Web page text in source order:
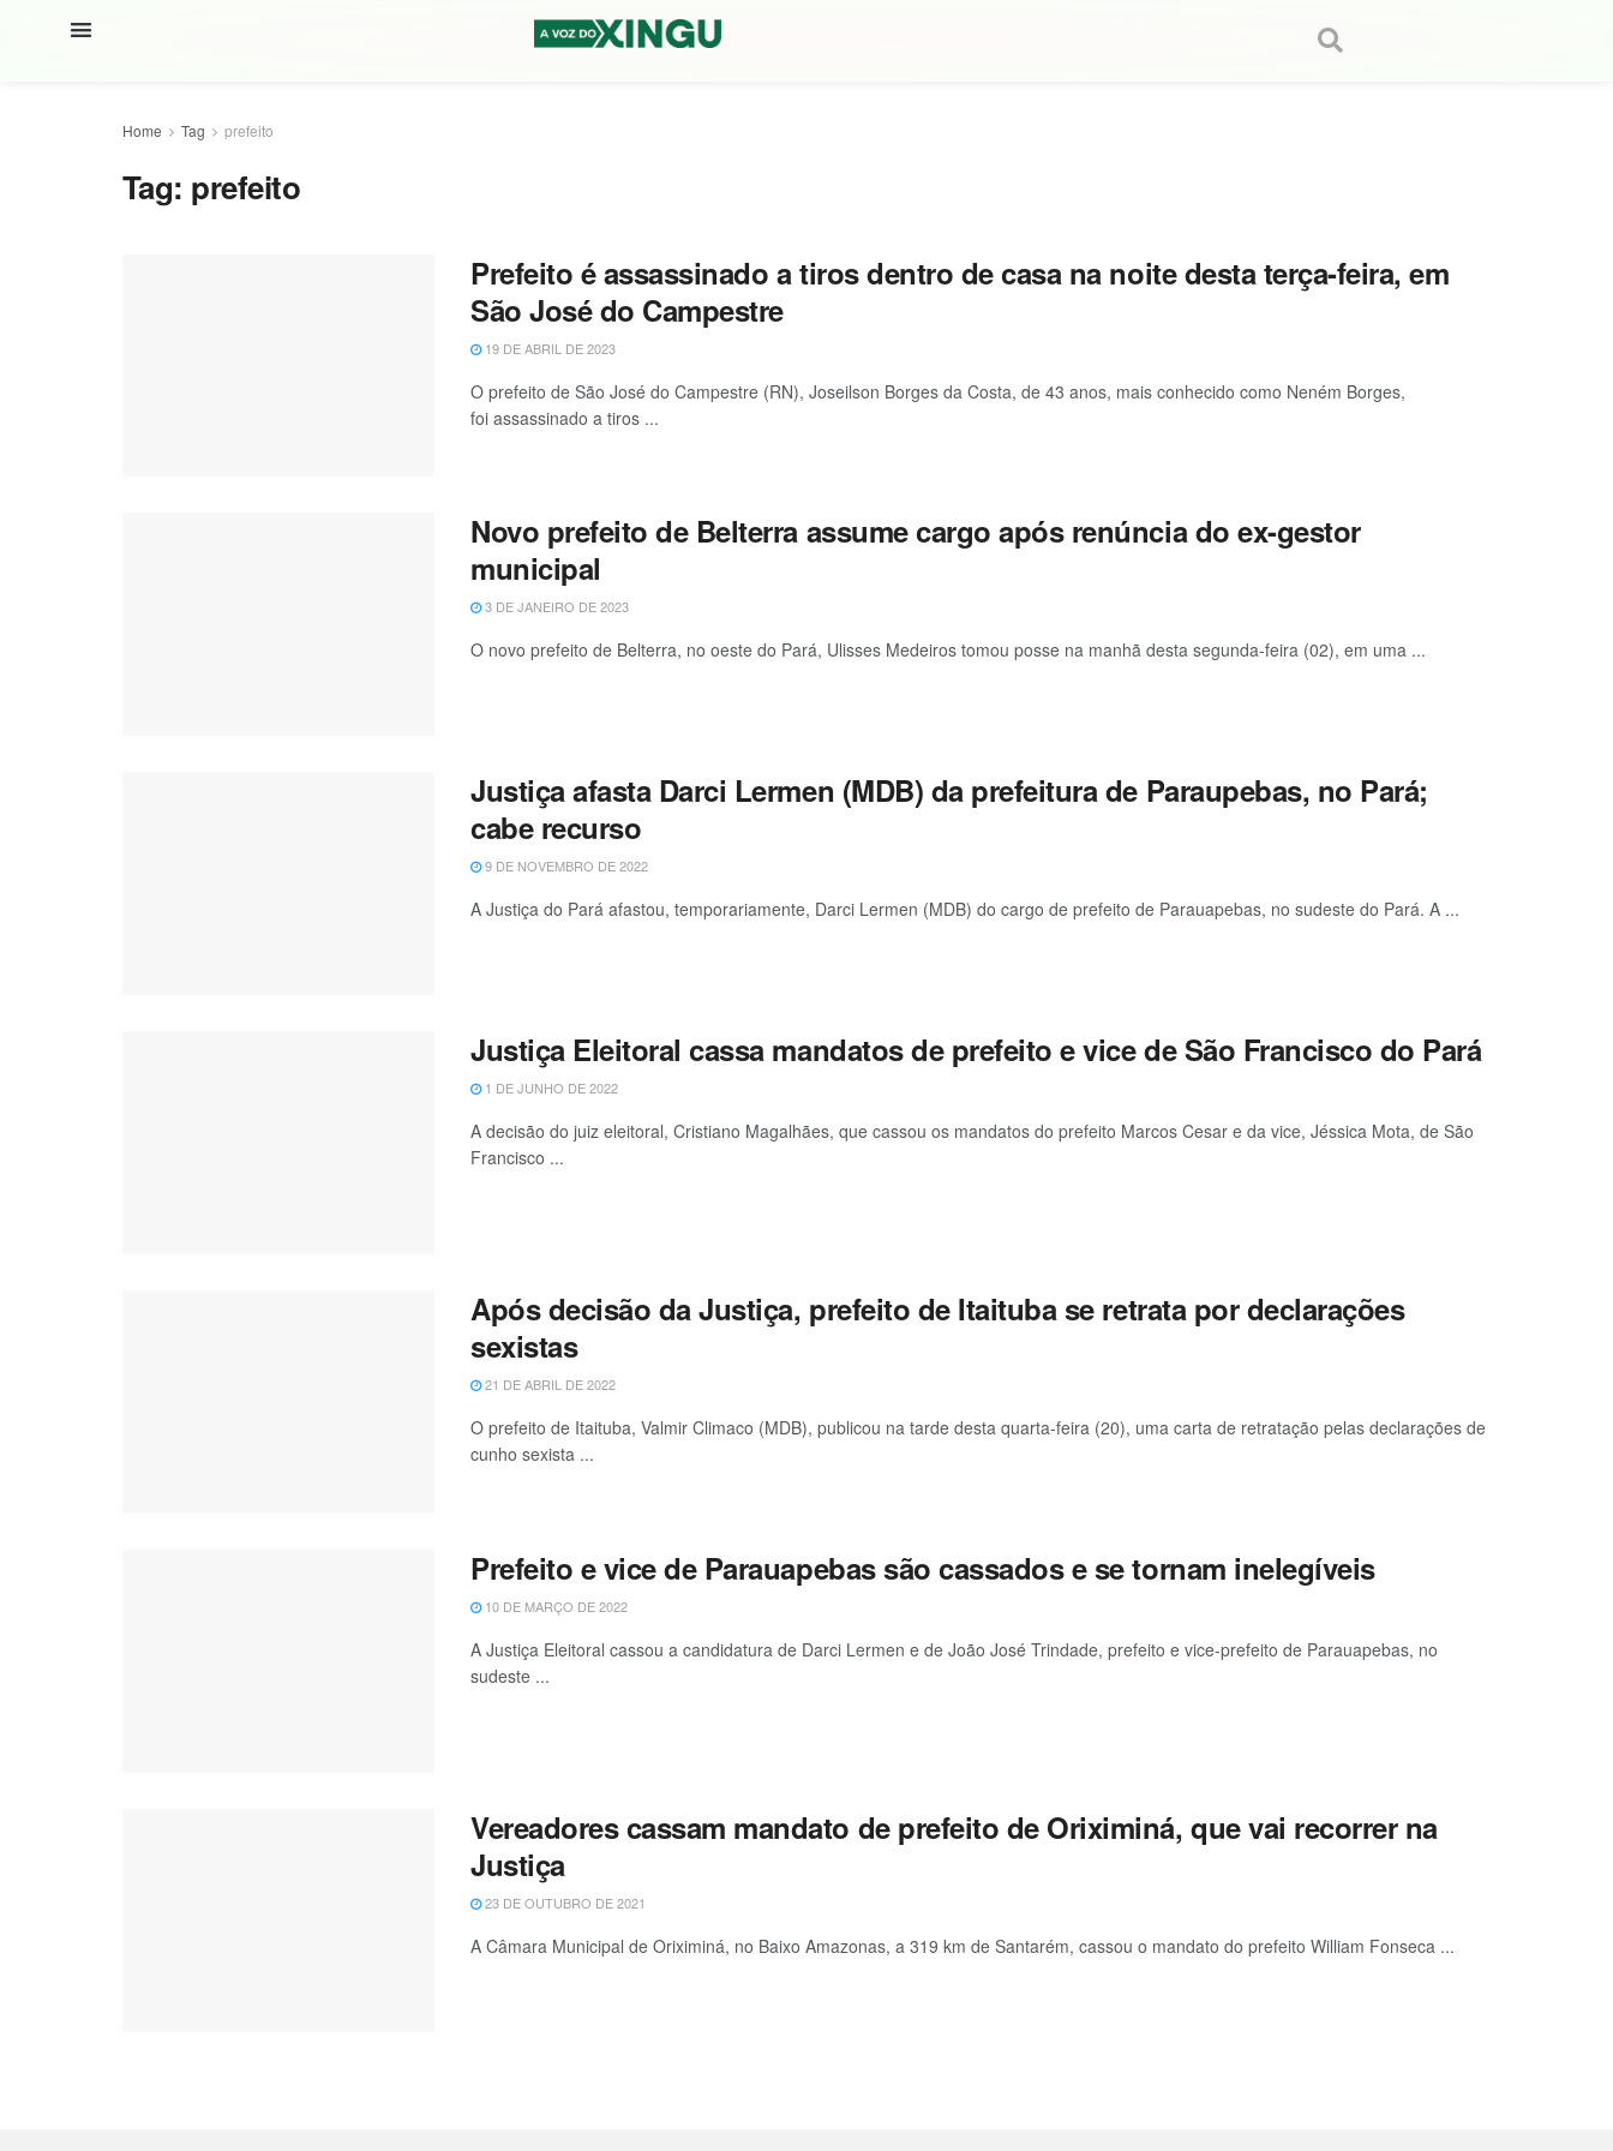
Home Tag prefeito
Tag: prefeito
Prefeito é assassinado a tiros dentro de casa na noite desta terça-feira, em
São José do Campestre
19 DE ABRIL DE 2023
O prefeito de São José do Campestre (RN), Joseilson Borges da Costa, de 43 anos, mais conhecido como Neném Borges,
foi assassinado a tiros ...
Novo prefeito de Belterra assume cargo após renúncia do ex-gestor
municipal
3 DE JANEIRO DE 2023
O novo prefeito de Belterra, no oeste do Pará, Ulisses Medeiros tomou posse na manhã desta segunda-feira (02), em uma ...
Justiça afasta Darci Lermen (MDB) da prefeitura de Paraupebas, no Pará;
cabe recurso
9 DE NOVEMBRO DE 2022
A Justiça do Pará afastou, temporariamente, Darci Lermen (MDB) do cargo de prefeito de Parauapebas, no sudeste do Pará. A ...
Justiça Eleitoral cassa mandatos de prefeito e vice de São Francisco do Pará
1 DE JUNHO DE 2022
A decisão do juiz eleitoral, Cristiano Magalhães, que cassou os mandatos do prefeito Marcos Cesar e da vice, Jéssica Mota, de São
Francisco ...
Após decisão da Justiça, prefeito de Itaituba se retrata por declarações
sexistas
21 DE ABRIL DE 2022
O prefeito de Itaituba, Valmir Climaco (MDB), publicou na tarde desta quarta-feira (20), uma carta de retratação pelas declarações de
cunho sexista ...
Prefeito e vice de Parauapebas são cassados e se tornam inelegíveis
10 DE MARÇO DE 2022
A Justiça Eleitoral cassou a candidatura de Darci Lermen e de João José Trindade, prefeito e vice-prefeito de Parauapebas, no
sudeste ...
Vereadores cassam mandato de prefeito de Oriximiná, que vai recorrer na
Justiça
23 DE OUTUBRO DE 2021
A Câmara Municipal de Oriximiná, no Baixo Amazonas, a 319 km de Santarém, cassou o mandato do prefeito William Fonseca ...